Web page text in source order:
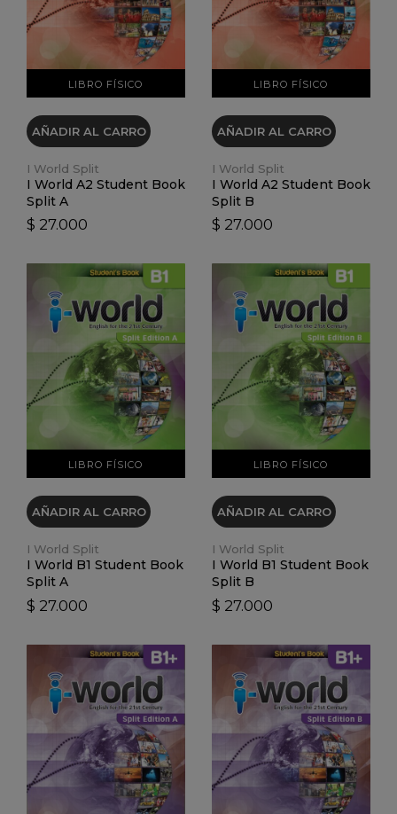
LIBRO FÍSICO
AÑADIR AL CARRO
I World Split
I World A2 Student Book
Split A
$ 27.000
LIBRO FÍSICO
AÑADIR AL CARRO
I World Split
I World A2 Student Book
Split B
$ 27.000
LIBRO FÍSICO
VER DETALLES
AÑADIR AL CARRO
I World Split
I World B1 Student Book
Split A
$ 27.000
LIBRO FÍSICO
VER DETALLES
AÑADIR AL CARRO
I World Split
I World B1 Student Book
Split B
$ 27.000
VER DETALLES VER DETALLES